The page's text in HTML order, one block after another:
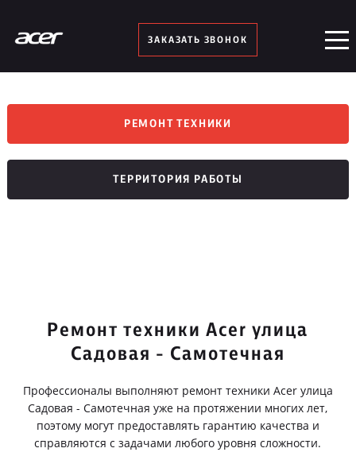
ЗАКАЗАТЬ ЗВОНОК
РЕМОНТ ТЕХНИКИ
ТЕРРИТОРИЯ РАБОТЫ
Ремонт техники Acer улица
Садовая - Самотечная
Профессионалы выполняют ремонт техники Acer улица
Садовая - Самотечная уже на протяжении многих лет,
поэтому могут предоставлять гарантию качества и
справляются с задачами любого уровня сложности.